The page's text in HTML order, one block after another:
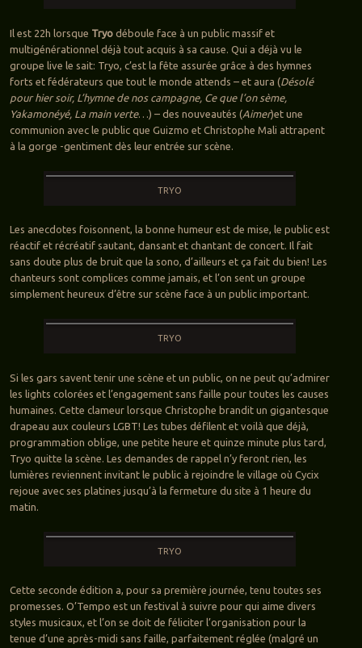
Il est 22h lorsque Tryodéboule face à un public massif et
multigénérationnel déjà tout acquis à sa cause. Qui a déjà vu le
groupe live le sait: Tryo, c’est la fête assurée grâce à des hymnes
forts et fédérateurs que tout le monde attends – et aura (Désolé
pour hier soir, L’hymne de nos campagne, Ce que l’on sème,
Yakamonéyé, La main verte…) – des nouveautés (Aimer)et une
communion avec le public que Guizmo et Christophe Mali attrapent
à la gorge -gentiment dès leur entrée sur scène.
TRYO
Les anecdotes foisonnent, la bonne humeur est de mise, le public est
réactif et récréatif sautant, dansant et chantant de concert. Il fait
sans doute plus de bruit que la sono, d’ailleurs et ça fait du bien! Les
chanteurs sont complices comme jamais, et l’on sent un groupe
simplement heureux d’être sur scène face à un public important.
TRYO
Si les gars savent tenir une scène et un public, on ne peut qu’admirer
les lights colorées et l’engagement sans faille pour toutes les causes
humaines. Cette clameur lorsque Christophe brandit un gigantesque
drapeau aux couleurs LGBT! Les tubes défilent et voilà que déjà,
programmation oblige, une petite heure et quinze minute plus tard,
Tryo quitte la scène. Les demandes de rappel n’y feront rien, les
lumières reviennent invitant le public à rejoindre le village où Cycix
rejoue avec ses platines jusqu’à la fermeture du site à 1 heure du
matin.
TRYO
Cette seconde édition a, pour sa première journée, tenu toutes ses
promesses. O’Tempo est un festival à suivre pour qui aime divers
styles musicaux, et l’on se doit de féliciter l’organisation pour la
tenue d’une après-midi sans faille, parfaitement réglée (malgré un